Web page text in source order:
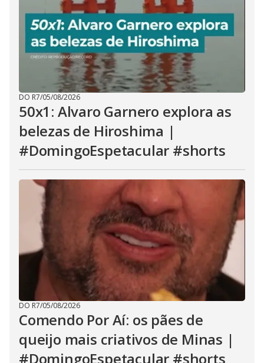
DO R7/05/08/2026
50x1: Alvaro Garnero explora as
belezas de Hiroshima |
#DomingoEspetacular #shorts
DO R7/05/08/2026
Comendo Por Aí: os pães de
queijo mais criativos de Minas |
#DomingoEspetacular #shorts